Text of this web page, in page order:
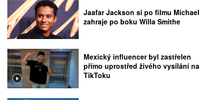
Jaafar Jackson si po filmu Michael
zahraje po boku Willa Smithe
Mexický influencer byl zastřelen
přímo uprostřed živého vysílání na
TikToku